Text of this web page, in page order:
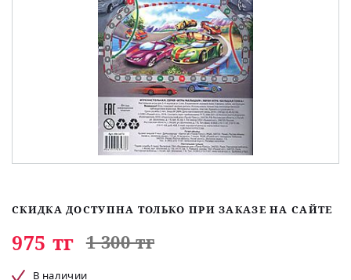
СКИДКА ДОСТУПНА ТОЛЬКО ПРИ ЗАКАЗЕ НА САЙТЕ
975 тг 1 300 тг
В наличии